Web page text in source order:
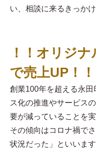
い、相談に来るきっか
！！オリジ
で売上UP！！
創業100年を超える永
ス化の推進やサービス
要が減っていることを
その傾向はコロナ禍で
状況だった」といいます